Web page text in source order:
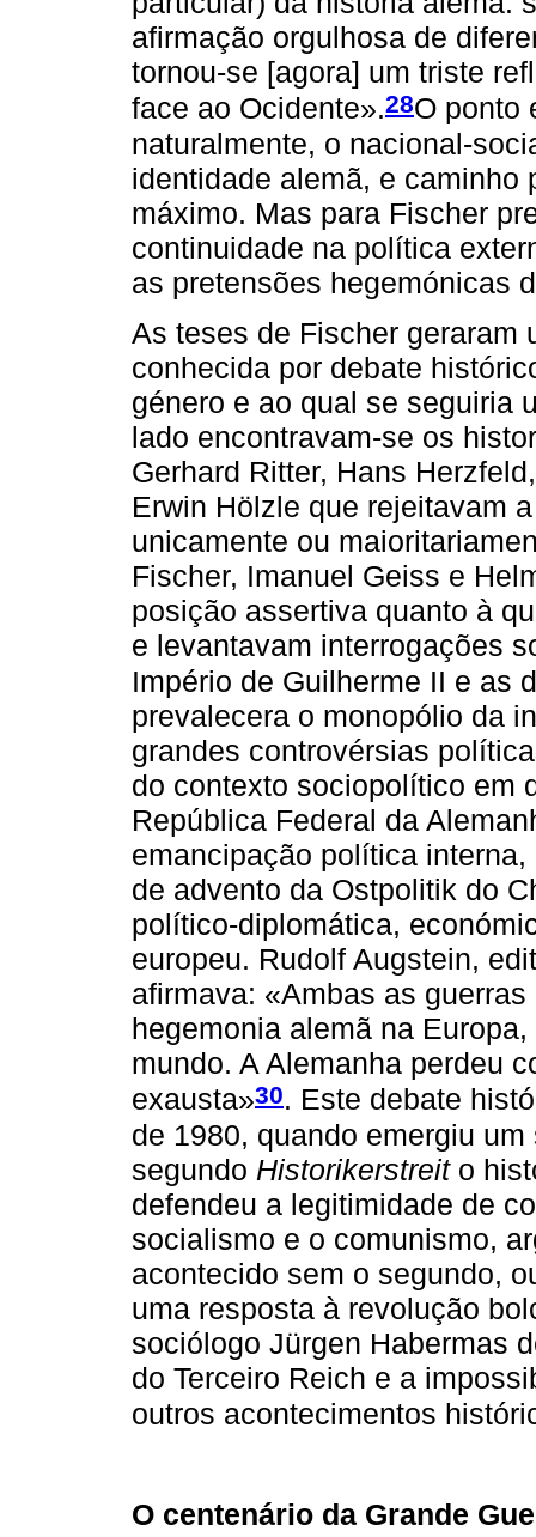
afirmação orgulhosa de
tornou-se [agora] um triste
face ao Ocidente».28O ponto
naturalmente, o nacional-
identidade alemã, e caminho
máximo. Mas para Fischer
continuidade na política
as pretensões hegemónicas
As teses de Fischer geraram
conhecida por debate
género e ao qual se seguiria
lado encontravam-se os
Gerhard Ritter, Hans
Erwin Hölzle que rejeitavam
unicamente ou
Fischer, Imanuel Geiss e
posição assertiva quanto à
e levantavam interrogações
Império de Guilherme II e as
prevalecera o monopólio da
grandes controvérsias
do contexto sociopolítico em
República Federal da
emancipação política
de advento da Ostpolitik do
político-diplomática,
europeu. Rudolf Augstein,
afirmava: «Ambas as
hegemonia alemã na
mundo. A Alemanha perdeu
exausta»30. Este debate
de 1980, quando emergiu
segundo Historikerstreit o
defendeu a legitimidade de
socialismo e o comunismo,
acontecido sem o segundo,
uma resposta à revolução
sociólogo Jürgen Habermas
do Terceiro Reich e a
outros acontecimentos
O centenário da Grande